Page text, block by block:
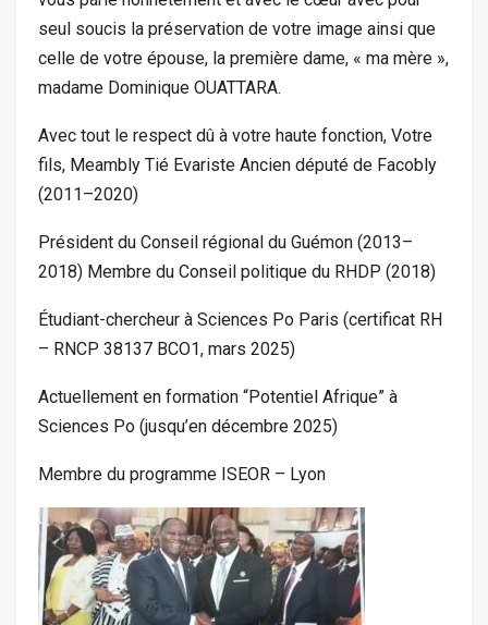
seul soucis la préservation de votre image ainsi que
celle de votre épouse, la première dame, « ma mère »,
madame Dominique OUATTARA.
Avec tout le respect dû à votre haute fonction, Votre
fils, Meambly Tié Evariste Ancien député de Facobly
(2011–2020)
Président du Conseil régional du Guémon (2013–
2018) Membre du Conseil politique du RHDP (2018)
Étudiant-chercheur à Sciences Po Paris (certificat RH
– RNCP 38137 BCO1, mars 2025)
Actuellement en formation “Potentiel Afrique” à
Sciences Po (jusqu’en décembre 2025)
Membre du programme ISEOR – Lyon